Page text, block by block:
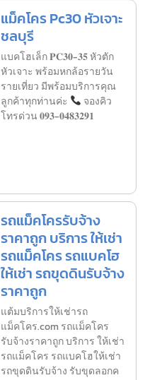
แม็คโคร Pc30 หัวเจาะ
ชลบุรี
แบคโฮเล็ก 𝐏𝐂𝟑𝟎-𝟑𝟓 หัวตัก
หัวเจาะ พร้อมหกล้อรายวัน
รายเที่ยว มีพร้อมบริการคุณ
ลูกค้าทุกท่านค่ะ
จองคิว
โทรด่วน 𝟎𝟗𝟑-𝟎𝟒𝟖𝟑𝟐𝟗𝟏
รถแม็คโครรับจ้าง
ราคาถูก บริการ ให้เช่า
รถแม็คโคร รถแบคโฮ
ให้เช่า รถขุดดินรับจ้าง
ราคาถูก
แต้มบริการให้เช่ารถ
แม็คโคร.com รถแม็คโคร
รับจ้างราคาถูก บริการ ให้เช่า
รถแม็คโคร รถแบคโฮให้เช่า
รถขุดดินรับจ้าง รับขุดลอกค